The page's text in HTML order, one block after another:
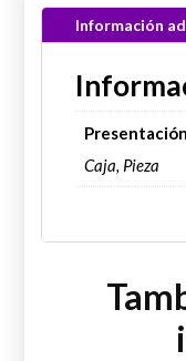
Información
Presentación
Caja, Pieza